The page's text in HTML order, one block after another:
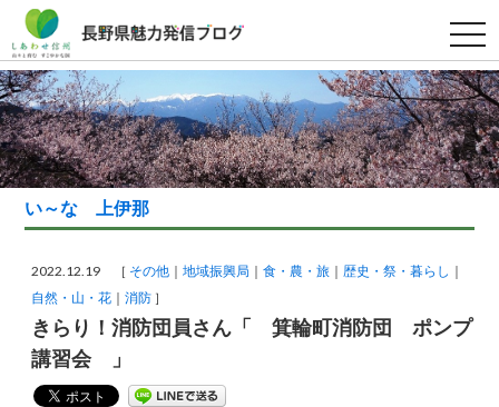
t
o
g
g
l
e
n
a
v
i
t
い～な 上伊那
2022.12.19 ［ その他 地域振興局 食・農・旅
歴史・祭・暮らし
自然・山・花
消防 ］
きらり！消防団員さん「 箕輪町消防団 ポンプ
講習会 」